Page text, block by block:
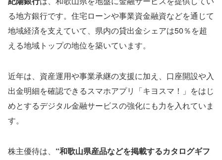
る地方銀行です。住宅ローンや事業資金融資などを通じて
地域経済を支えていて、県内の貸出金シェアは50％を超
える地域トップの地位を築いています。
近年は、資産運用や事業承継の支援に加え、口座開設や入
出金明細を確認できるスマホアプリ「キヨスマ！」をはじ
めとするデジタル金融サービスの強化にも力を入れていま
す。
株主優待は、 “和歌山県産品などを掲載するカタログギフ